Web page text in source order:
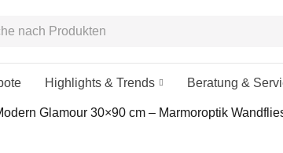
Highlights & Trends Beratung &
Glamour 30×90 cm – Marmoroptik